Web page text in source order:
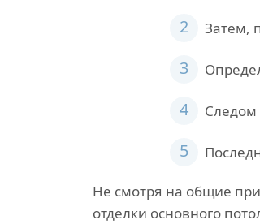
2 Затем,
3
4
5
Не смотря на общие
отделки основного